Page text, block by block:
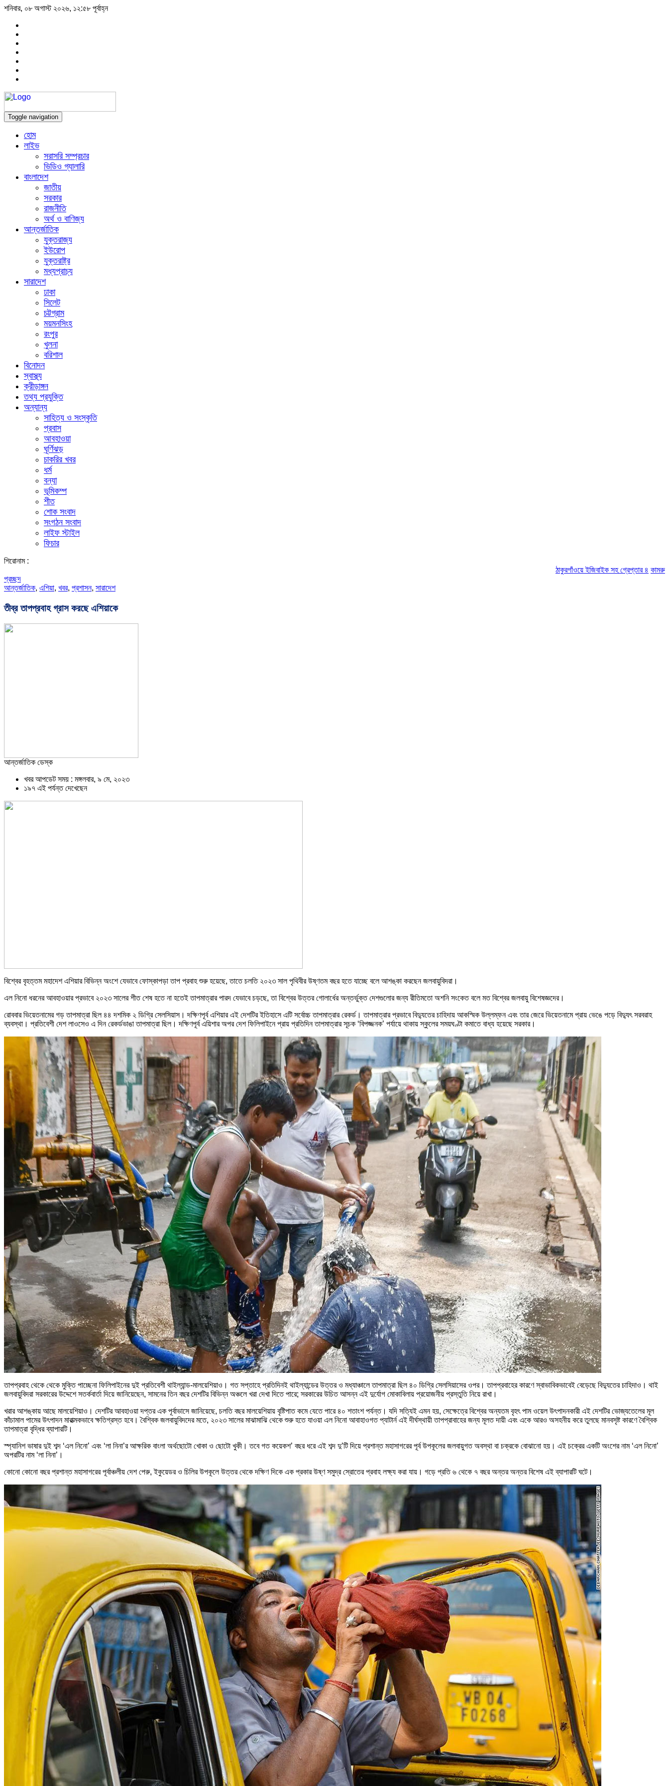
শনিবার, ০৮ অগাস্ট ২০২৬, ১২:৫৮ পূর্বাহ্ন
Toggle navigation
হোম
লাইভ
সরাসরি সম্প্রচার
ভিডিও গ্যালারি
বাংলাদেশ
জাতীয়
সরকার
রাজনীতি
অর্থ ও বাণিজ্য
আন্তর্জাতিক
যুক্তরাজ্য
ইউরোপ
যুক্তরাষ্ট্র
মধ্যপ্রাচ্য
সারাদেশ
ঢাকা
সিলেট
চট্টগ্রাম
ময়মনসিংহ
রংপুর
খুলনা
বরিশাল
বিনোদন
স্বাস্থ্য
ক্রীড়াঙ্গন
তথ্য প্রযুক্তি
অন্যান্য
সাহিত্য ও সংস্কৃতি
প্রবাস
আবহাওয়া
ঘূর্ণিঝড়
চাকরির খবর
ধর্ম
বন্যা
ভূমিকম্প
শীত
শোক সংবাদ
সংগঠন সংবাদ
লাইফ স্টাইল
ফিচার
শিরোনাম :
ঠাকুরগাঁওয়ে ইজিবাইক সহ গ্রেপ্তার ৪ কামরুল-জসিম
প্রচ্ছদ
আন্তর্জাতিক, এশিয়া, খবর, প্রশাসন, সারাদেশ
তীব্র তাপপ্রবাহ গ্রাস করছে এশিয়াকে
আন্তর্জাতিক ডেস্ক
খবর আপডেট সময় : মঙ্গলবার, ৯ মে, ২০২৩
১৯৭ এই পর্যন্ত দেখেছেন
বিশ্বের বৃহত্তম মহাদেশ এশিয়ার বিভিন্ন অংশে যেভাবে ফোস্কাপড়া তাপ প্রবাহ শুরু হয়েছে, তাতে চলতি ২০২৩ সাল পৃথিবীর উষ্ণতম বছর হতে যাচ্ছে বলে আশঙ্কা করছেন জলবায়ুবিদরা।
এল নিনো ধরনের আবহাওয়ার প্রভাবে ২০২৩ সালের শীত শেষ হতে না হতেই তাপমাত্রার পারদ যেভাবে চড়ছে, তা বিশ্বের উত্তর গোলার্ধের অন্তর্ভুক্ত দেশগুলোর জন্য রীতিমতো অশনি সংকেত বলে মত বিশ্বের জলবায়ু বিশেষজ্ঞদের।
রোববার ভিয়েতনামের গড় তাপমাত্রা ছিল ৪৪ দশমিক ২ ডিগ্রি সেলসিয়াস। দক্ষিণপূর্ব এশিয়ার এই দেশটির ইতিহাসে এটি সর্বোচ্চ তাপমাত্রার রেকর্ড। তাপমাত্রার প্রভাবে বিদ্যুতের চাহিদায় আকস্মিক উল্লম্ফন এবং তার জেরে ভিয়েতনামে প্রায় ভেঙে পড়ে বিদ্যুৎ সরবরাহ
ব্যবস্থা। প্রতিবেশী দেশ লাওসেও এ দিন রেকর্ডভাঙা তাপমাত্রা ছিল। দক্ষিণপূর্ব এয়িশার অপর দেশ ফিলিপাইনে প্রায় প্রতিদিন তাপমাত্রার সূচক ‘বিপজ্জনক’ পর্যায়ে থাকায় স্কুলের সময়ঘণ্টা কমাতে বাধ্য হয়েছে সরকার।
তাপপ্রবাহ থেকে থেকে মুক্তি পাচ্ছেনা ফিলিপাইনের দুই প্রতিবেশী থাইল্যান্ড-মালয়েশিয়াও। গত সপ্তাহে প্রতিদিনই থাইল্যান্ডের উত্তর ও মধ্যাঞ্চালে তাপমাত্রা ছিল ৪০ ডিগ্রি সেলসিয়াসের ওপর। তাপপ্রবাহের কারণে স্বাভাবিকভাবেই বেড়েছে বিদ্যুতের চাহিদাও। থাই
জলবায়ুবিদরা সরকারের উদ্দেশে সতর্কবার্তা দিয়ে জানিয়েছেন, সামনের তিন বছর দেশটির বিভিন্ন অঞ্চলে খরা দেখা দিতে পারে; সরকারের উচিত আসন্ন এই দুর্যোগ মোকাবিলায় প্রয়োজনীয় প্রস্তুতি নিয়ে রাখা।
খরার আশঙ্কায় আছে মালয়েশিয়াও। দেশটির আবহাওয়া দপ্তর এক পূর্বাভাসে জানিয়েছে, চলতি বছর মালয়েশিয়ায় বৃষ্টিপাত কমে যেতে পারে ৪০ শতাংশ পর্যন্ত। যদি সত্যিই এমন হয়, সেক্ষেত্রে বিশ্বের অন্যতম বৃহৎ পাম ওয়েল উৎপাদনকারী এই দেশটির ভোজ্যতেলের মূল
কাঁচামাল পামের উৎপাদন মারাত্মকভাবে ক্ষতিগ্রস্ত হবে। বৈশ্বিক জলবায়ুবিদদের মতে, ২০২৩ সালের মাঝামাঝি থেকে শুরু হতে যাওয়া এল নিনো আবাহাওগত প্যাটার্ন এই দীর্ঘস্থায়ী তাপপ্রাবাহের জন্য মূলত দায়ী এবং একে আরও অসহনীয় করে তুলছে মানবসৃষ্ট কারণে বৈশ্বিক
তাপমাত্রা বৃদ্ধির ব্যাপারটি।
স্প্যানিশ ভাষার দুই শব্দ ‘এল নিনো’ এবং ‘লা নিনা’র আক্ষরিক বাংলা অর্থছোটো খোকা ও ছোটো খুকী। তবে গত কয়েকশ’ বছর ধরে এই শব্দ দু’টি দিয়ে প্রশান্ত মহাসাগরের পূর্ব উপকূলের জলবায়ুগত অবস্থা বা চক্রকে বোঝানো হয়। এই চক্রের একটি অংশের নাম ‘এল নিনো’
অপরটির নাম ‘লা নিনা’।
কোনো কোনো বছর প্রশান্ত মহাসাগরের পূর্বাঞ্চলীয় দেশ পেরু, ইকুয়েডর ও চিলির উপকূলে উত্তর থেকে দক্ষিণ দিকে এক প্রকার উষ্ণ সমুদ্র স্রোতের প্রবাহ লক্ষ্য করা যায়। গড়ে প্রতি ৬ থেকে ৭ বছর অন্তর অন্তর বিশেষ এই ব্যাপারটি ঘটে।